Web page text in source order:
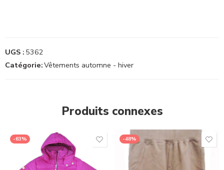
UGS : 5362
Catégorie:Vêtements automne - hiver
Produits connexes
-63% -48%